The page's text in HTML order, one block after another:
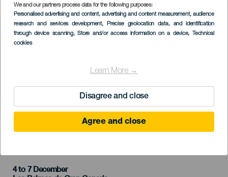
We and our partners process data for the following purposes:
Personalised advertising and content, advertising and content measurement, audience
research and services development, Precise geolocation data, and identification
through device scanning, Store and/or access information on a device, Technical
cookies
Learn More →
Disagree and close
Agree and close
Imagen
Listado
4 to 7 December